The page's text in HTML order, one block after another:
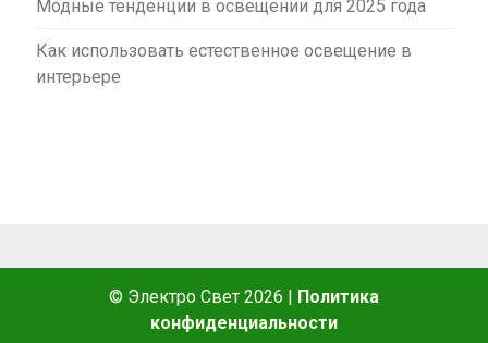
Модные тенденции в освещении для 2025 года
Как использовать естественное освещение в
интерьере
© Электро Свет 2026 | Политика
конфиденциальности